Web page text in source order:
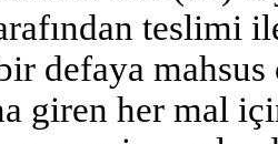
teslimi
defaya
giren her mal